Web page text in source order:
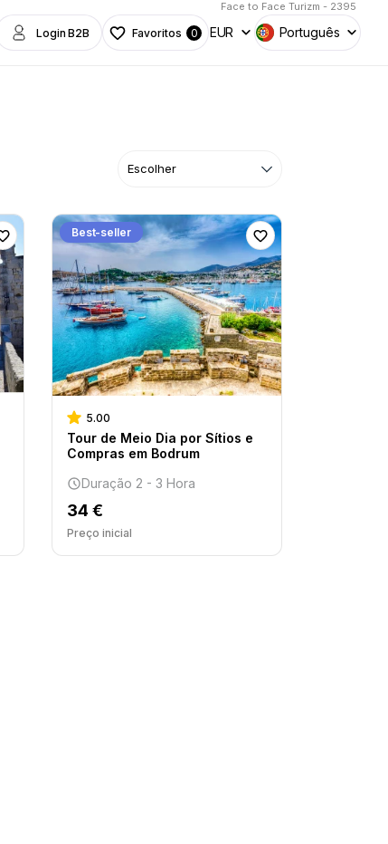
Face to Face Turizm - 2395
Login B2B Favoritos 0 EUR Português
Best-seller
5.00
Tour de Meio Dia por Sítios e
Compras em Bodrum
Duração 2 - 3 Hora
34 €
Preço inicial